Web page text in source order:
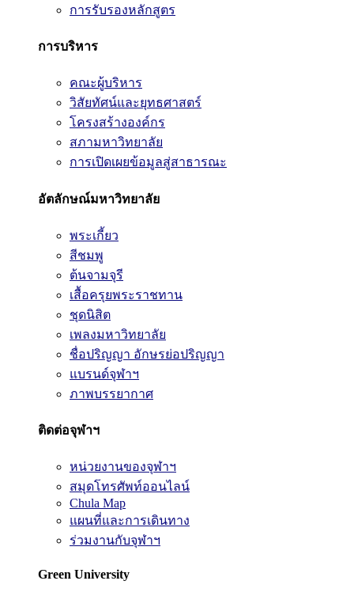
การรับรองหลักสูตร
การบริหาร
คณะผู้บริหาร
วิสัยทัศน์และยุทธศาสตร์
โครงสร้างองค์กร
สภามหาวิทยาลัย
การเปิดเผยข้อมูลสู่สาธารณะ
อัตลักษณ์มหาวิทยาลัย
พระเกี้ยว
สีชมพู
ต้นจามจุรี
เสื้อครุยพระราชทาน
ชุดนิสิต
เพลงมหาวิทยาลัย
ชื่อปริญญา อักษรย่อปริญญา
แบรนด์จุฬาฯ
ภาพบรรยากาศ
ติดต่อจุฬาฯ
หน่วยงานของจุฬาฯ
สมุดโทรศัพท์ออนไลน์
Chula Map
แผนที่และการเดินทาง
ร่วมงานกับจุฬาฯ
Green University